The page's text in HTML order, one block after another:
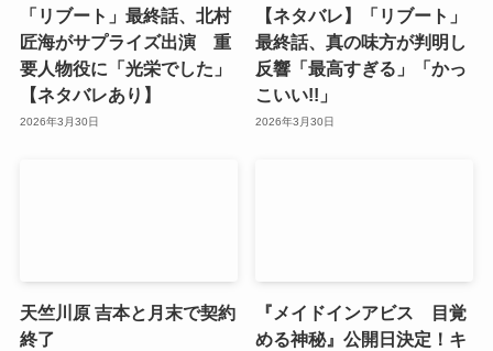
「リブート」最終話、北村
匠海がサプライズ出演 重
要人物役に「光栄でした」
【ネタバレあり】
2026年3月30日
【ネタバレ】「リブート」
最終話、真の味方が判明し
反響「最高すぎる」「かっ
こいい!!」
2026年3月30日
天竺川原 吉本と月末で契約
終了
『メイドインアビス 目覚
める神秘』公開日決定！キ